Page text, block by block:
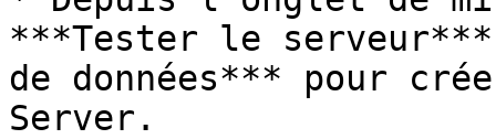
***Tester le
de données*** pour
Server.